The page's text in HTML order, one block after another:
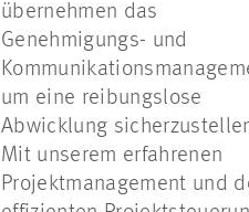
übernehmen das
Genehmigungs- und
um eine reibungslose
Abwicklung
Mit unserem erfahrenen
Projektmanagement und